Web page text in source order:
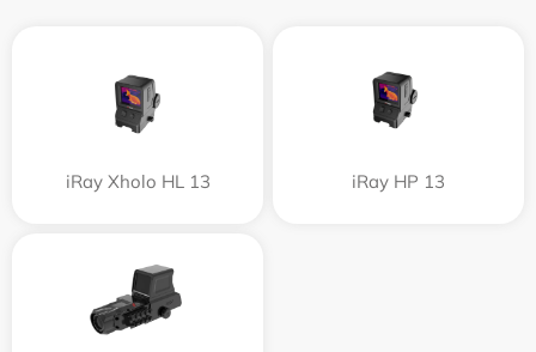
iRay Xholo HL 13 iRay HP 13